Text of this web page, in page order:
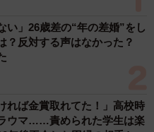
い」26歳差の“年の差婚”をし
？反対する声はなかった？
れば金賞取れてた！」高校時
ウマ……責められた学生は楽